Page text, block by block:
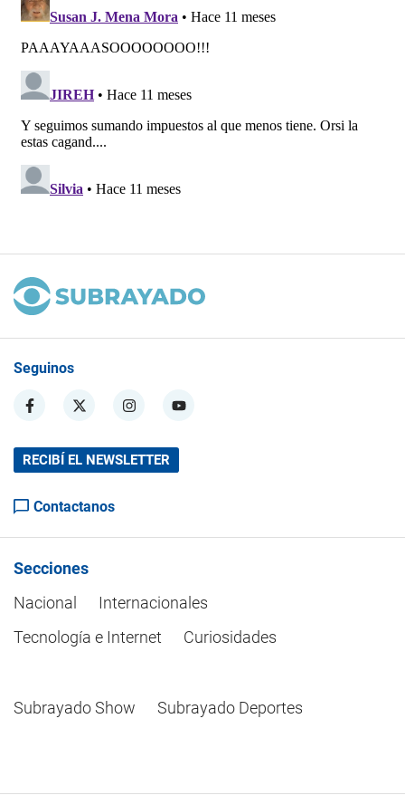
Seguinos
RECIBÍ EL NEWSLETTER
Contactanos
Secciones
Nacional
Internacionales
Tecnología e Internet
Curiosidades
Subrayado Show Subrayado Deportes